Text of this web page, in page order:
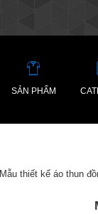
SẢN PHẨM
Mẫu thiết kế áo thun